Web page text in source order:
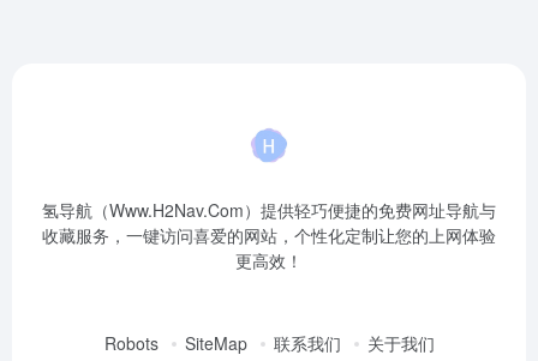
氢导航（Www.H2Nav.Com）提供轻巧便捷的免费网址导航与
收藏服务，一键访问喜爱的网站，个性化定制让您的上网体验
更高效！
Robots SiteMap 联系我们 关于我们